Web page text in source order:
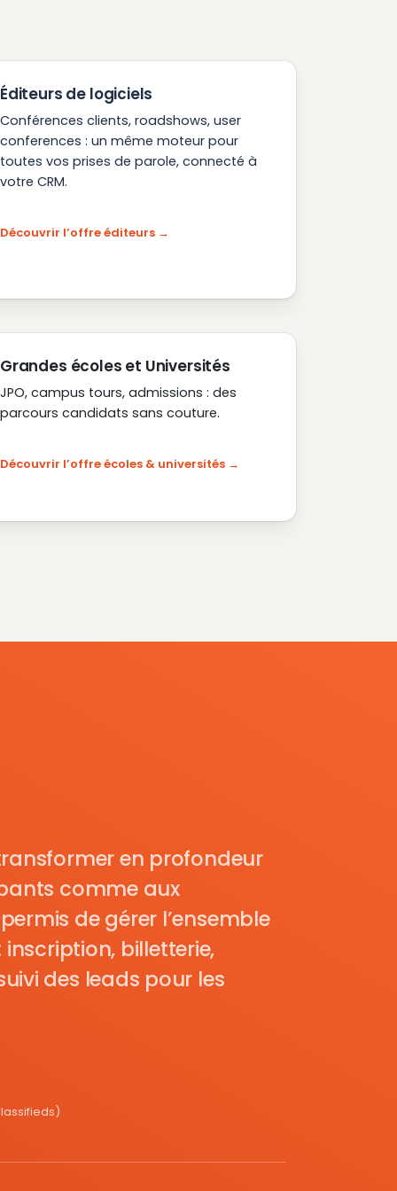
Éditeurs de logiciels
Conférences clients, roadshows, user
conferences : un même moteur pour
toutes vos prises de parole, connecté à
votre CRM.
Découvrir l’offre éditeurs
Grandes écoles et Universités
JPO, campus tours, admissions : des
parcours candidats sans couture.
Découvrir l’offre écoles & universités
en profondeur
comme aux
de gérer l’ensemble
billetterie,
des leads pour les